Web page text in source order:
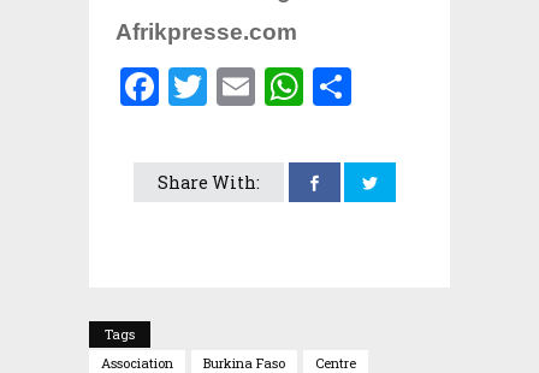
Afrikpresse.com
Facebook
Twitter
EmailWhatsApp
Share With:
Tags
Association
Burkina Faso
Centre